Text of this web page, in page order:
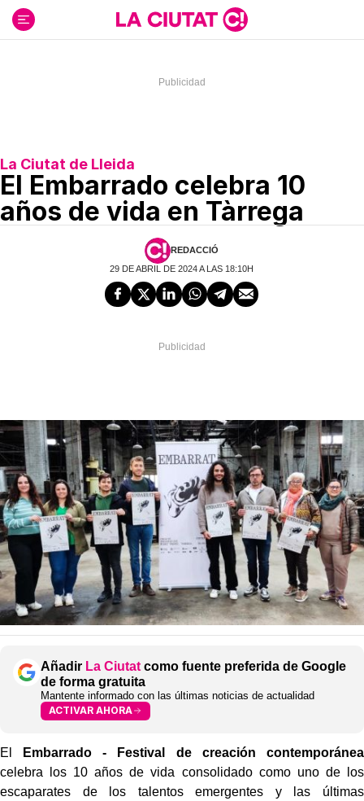
contenido
La Ciutat de Lleida
El Embarrado celebra 10
años de vida en Tàrrega
REDACCIÓ
29 DE ABRIL DE 2024 A LAS 18:10H
Añadir La Ciutat como fuente preferida de Google
de forma gratuita
Mantente informado con las últimas noticias de actualidad
ACTIVAR AHORA
El
Embarrado - Festival de creación contemporánea
celebra los 10 años de vida consolidado como uno de los
escaparates de los talentos emergentes y las últimas